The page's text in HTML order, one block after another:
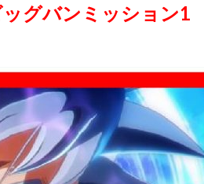
ッグバンミッション1